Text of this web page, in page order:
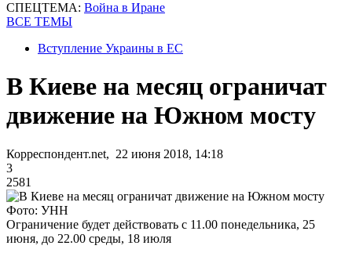
СПЕЦТЕМА: Война в Иране
ВСЕ ТЕМЫ
Вступление Украины в ЕС
В Киеве на месяц ограничат
движение на Южном мосту
Корреспондент.net, 22 июня 2018, 14:18
3
2581
Фото: УНН
Ограничение будет действовать с 11.00 понедельника, 25
июня, до 22.00 среды, 18 июля